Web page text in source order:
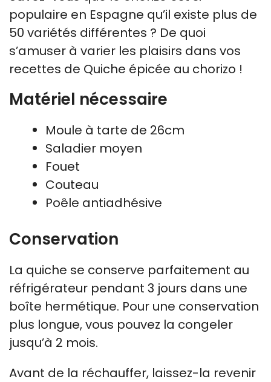
populaire en Espagne qu’il existe plus de
50 variétés différentes ? De quoi
s’amuser à varier les plaisirs dans vos
recettes de Quiche épicée au chorizo !
Matériel nécessaire
Moule à tarte de 26cm
Saladier moyen
Fouet
Couteau
Poêle antiadhésive
Conservation
La quiche se conserve parfaitement au
réfrigérateur pendant 3 jours dans une
boîte hermétique. Pour une conservation
plus longue, vous pouvez la congeler
jusqu’à 2 mois.
Avant de la réchauffer, laissez-la revenir